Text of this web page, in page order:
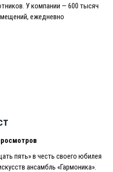
У компании — 600 тысяч
ежедневно
пять» в честь своего юбилея
ансамбль «Гармоника».